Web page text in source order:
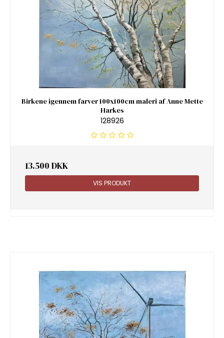
Birkene igennem farver 100x100cm maleri af Anne Mette
Harkes
128926
13.500 DKK
VIS PRODUKT